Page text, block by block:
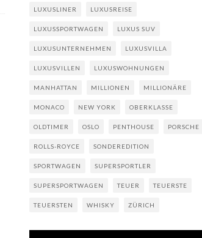
LUXUSLINER LUXUSREISE
LUXUSSPORTWAGEN LUXUS SUV
LUXUSUNTERNEHMEN LUXUSVILLA
LUXUSVILLEN LUXUSWOHNUNGEN
MANHATTAN MILLIONEN MILLIONÄRE
MONACO NEW YORK OBERKLASSE
OLDTIMER OSLO PENTHOUSE PORSCHE
ROLLS-ROYCE SONDEREDITION
SPORTWAGEN SUPERSPORTLER
SUPERSPORTWAGEN TEUER TEUERSTE
TEUERSTEN WHISKY ZÜRICH